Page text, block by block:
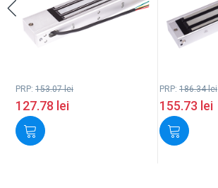
PRP: 153.07lei
127.78 lei
PRP: 186.34lei
155.73 lei